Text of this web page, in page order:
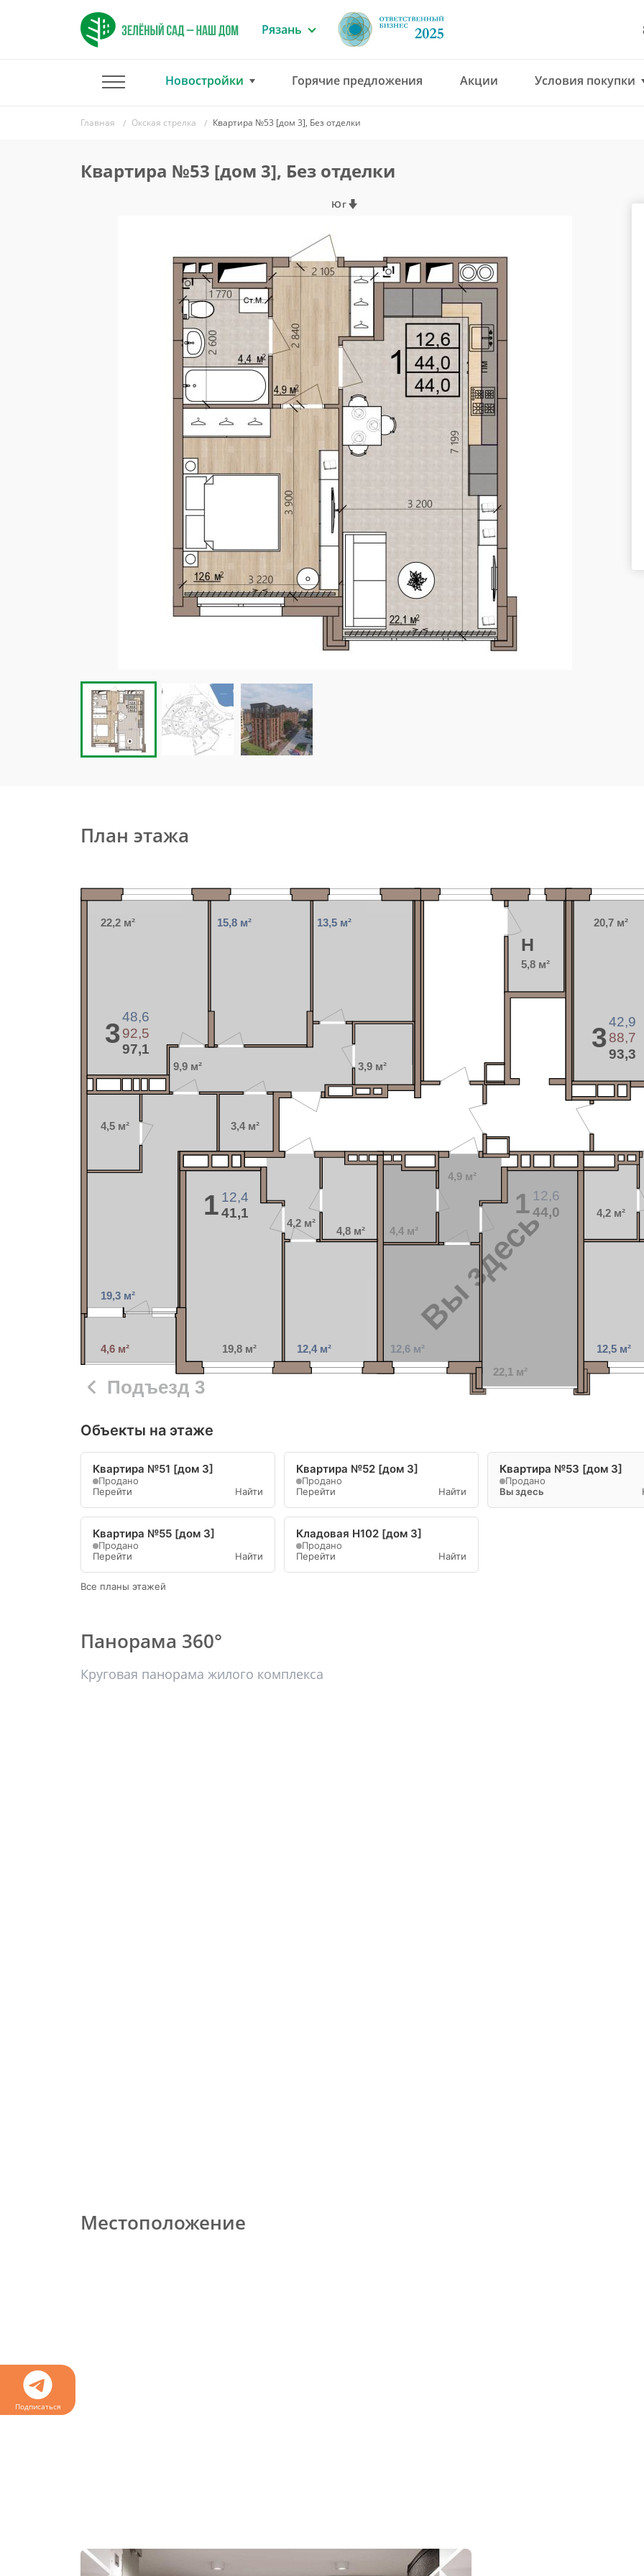
Подписаться
Рязань
Новостройки Горячие предложения Акции Условия покупки
Главная Окская стрелка Квартира №53 [дом 3], Без отделки
Квартира №53 [дом 3], Без отделки
Юг
План этажа
5,8 м²
H
20,7 м²
3
42,9
88,7
93,3
12,5 м²
4,2 м²
22,1 м²
12,6 м²
4,4 м²
4,9 м²
1 12,6
44,0
19,8 м² 12,4 м²
4,8 м²
4,2 м²
1 12,4
41,1
4,6 м²
22,2 м² 13,5 м²
15,8 м²
3,4 м²
19,3 м²
4,5 м²
3,9 м²
9,9 м²
3
48,6
92,5
97,1
Вы здесь
Подъезд 3
Объекты на этаже
Квартира №51 [дом 3]
Продано
Перейти
Найти
Квартира №52 [дом 3]
Продано
Перейти
Найти
Квартира №53 [дом 3]
Продано
Вы здесь
Квартира №55 [дом 3]
Продано
Перейти
Найти
Кладовая Н102 [дом 3]
Продано
Перейти
Найти
Все планы этажей
Панорама 360°
Круговая панорама жилого комплекса
Местоположение